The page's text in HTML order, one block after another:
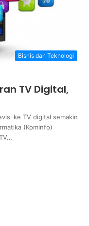
Bisnis dan Teknologi
TV Digital,
ke TV digital semakin
(Kominfo)